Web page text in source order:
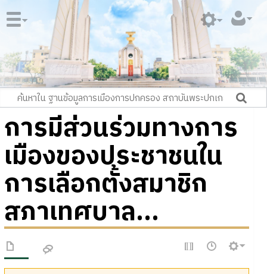
การมีส่วนร่วมทางการ
เมืองของประชาชนใน
การเลือกตั้งสมาชิก
สภาเทศบาล...